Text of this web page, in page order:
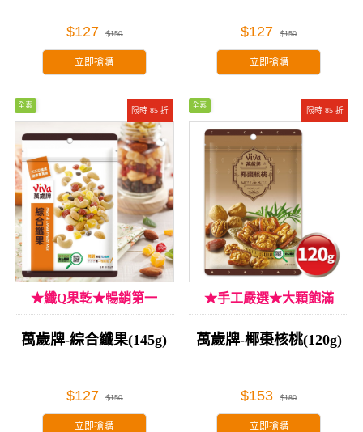
$127 $150
立即搶購
$127 $150
立即搶購
限時 85 折
全素
★纖Q果乾★暢銷第一
萬歲牌-綜合纖果(145g)
$127 $150
立即搶購
限時 85 折
全素
★手工嚴選★大顆飽滿
萬歲牌-椰棗核桃(120g)
$153 $180
立即搶購